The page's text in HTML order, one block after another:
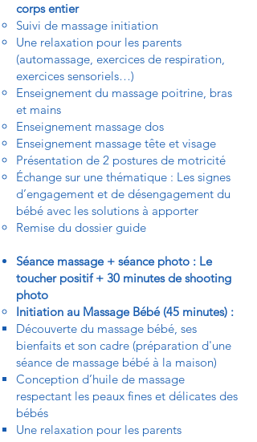
corps entier
Suivi de massage initiation
Une relaxation pour les parents
(automassage, exercices de respiration,
exercices sensoriels…)
Enseignement du massage poitrine, bras
et mains
Enseignement massage dos
Enseignement massage tête et visage
Présentation de 2 postures de motricité
Échange sur une thématique : Les signes
d’engagement et de désengagement du
bébé avec les solutions à apporter
Remise du dossier guide
Séance massage + séance photo : Le
toucher positif + 30 minutes de shooting
photo
Initiation au Massage Bébé (45 minutes) :
Découverte du massage bébé, ses
bienfaits et son cadre (préparation d'une
séance de massage bébé à la maison)
Conception d’huile de massage
respectant les peaux fines et délicates des
bébés
Une relaxation pour les parents